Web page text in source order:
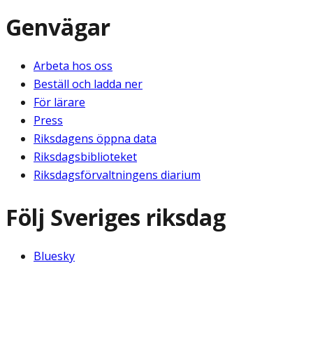
Genvägar
Arbeta hos oss
Beställ och ladda ner
För lärare
Press
Riksdagens öppna data
Riksdagsbiblioteket
Riksdagsförvaltningens diarium
Följ Sveriges riksdag
Bluesky